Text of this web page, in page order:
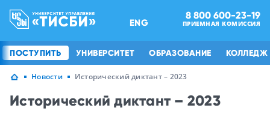
ENG
8 800 600-23-19
ПРИЕМНАЯ КОМИССИЯ
ПОСТУПИТЬ УНИВЕРСИТЕТ ОБРАЗОВАНИЕ КОЛЛЕДЖ
Новости Исторический диктант – 2023
Исторический диктант – 2023